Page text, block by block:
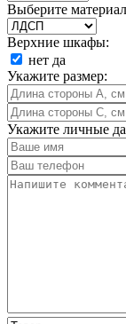
Выберите материал
Верхние шкафы:
нет да
Укажите размер:
Укажите личные